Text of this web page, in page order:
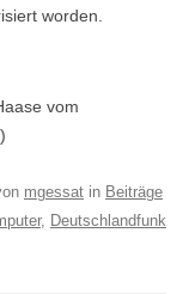
worden.
vom
mgessat in Beiträge
, Deutschlandfunk